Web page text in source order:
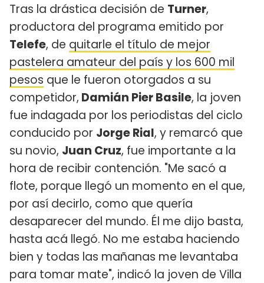
Tras la drástica decisión de Turner,
productora del programa emitido por
Telefe, de quitarle el título de mejor
pastelera amateur del país y los 600 mil
pesos que le fueron otorgados a su
competidor, Damián Pier Basile, la joven
fue indagada por los periodistas del ciclo
conducido por Jorge Rial, y remarcó que
su novio, Juan Cruz, fue importante a la
hora de recibir contención. "Me sacó a
flote, porque llegó un momento en el que,
por así decirlo, como que quería
desaparecer del mundo. Él me dijo basta,
hasta acá llegó. No me estaba haciendo
bien y todas las mañanas me levantaba
para tomar mate", indicó la joven de Villa